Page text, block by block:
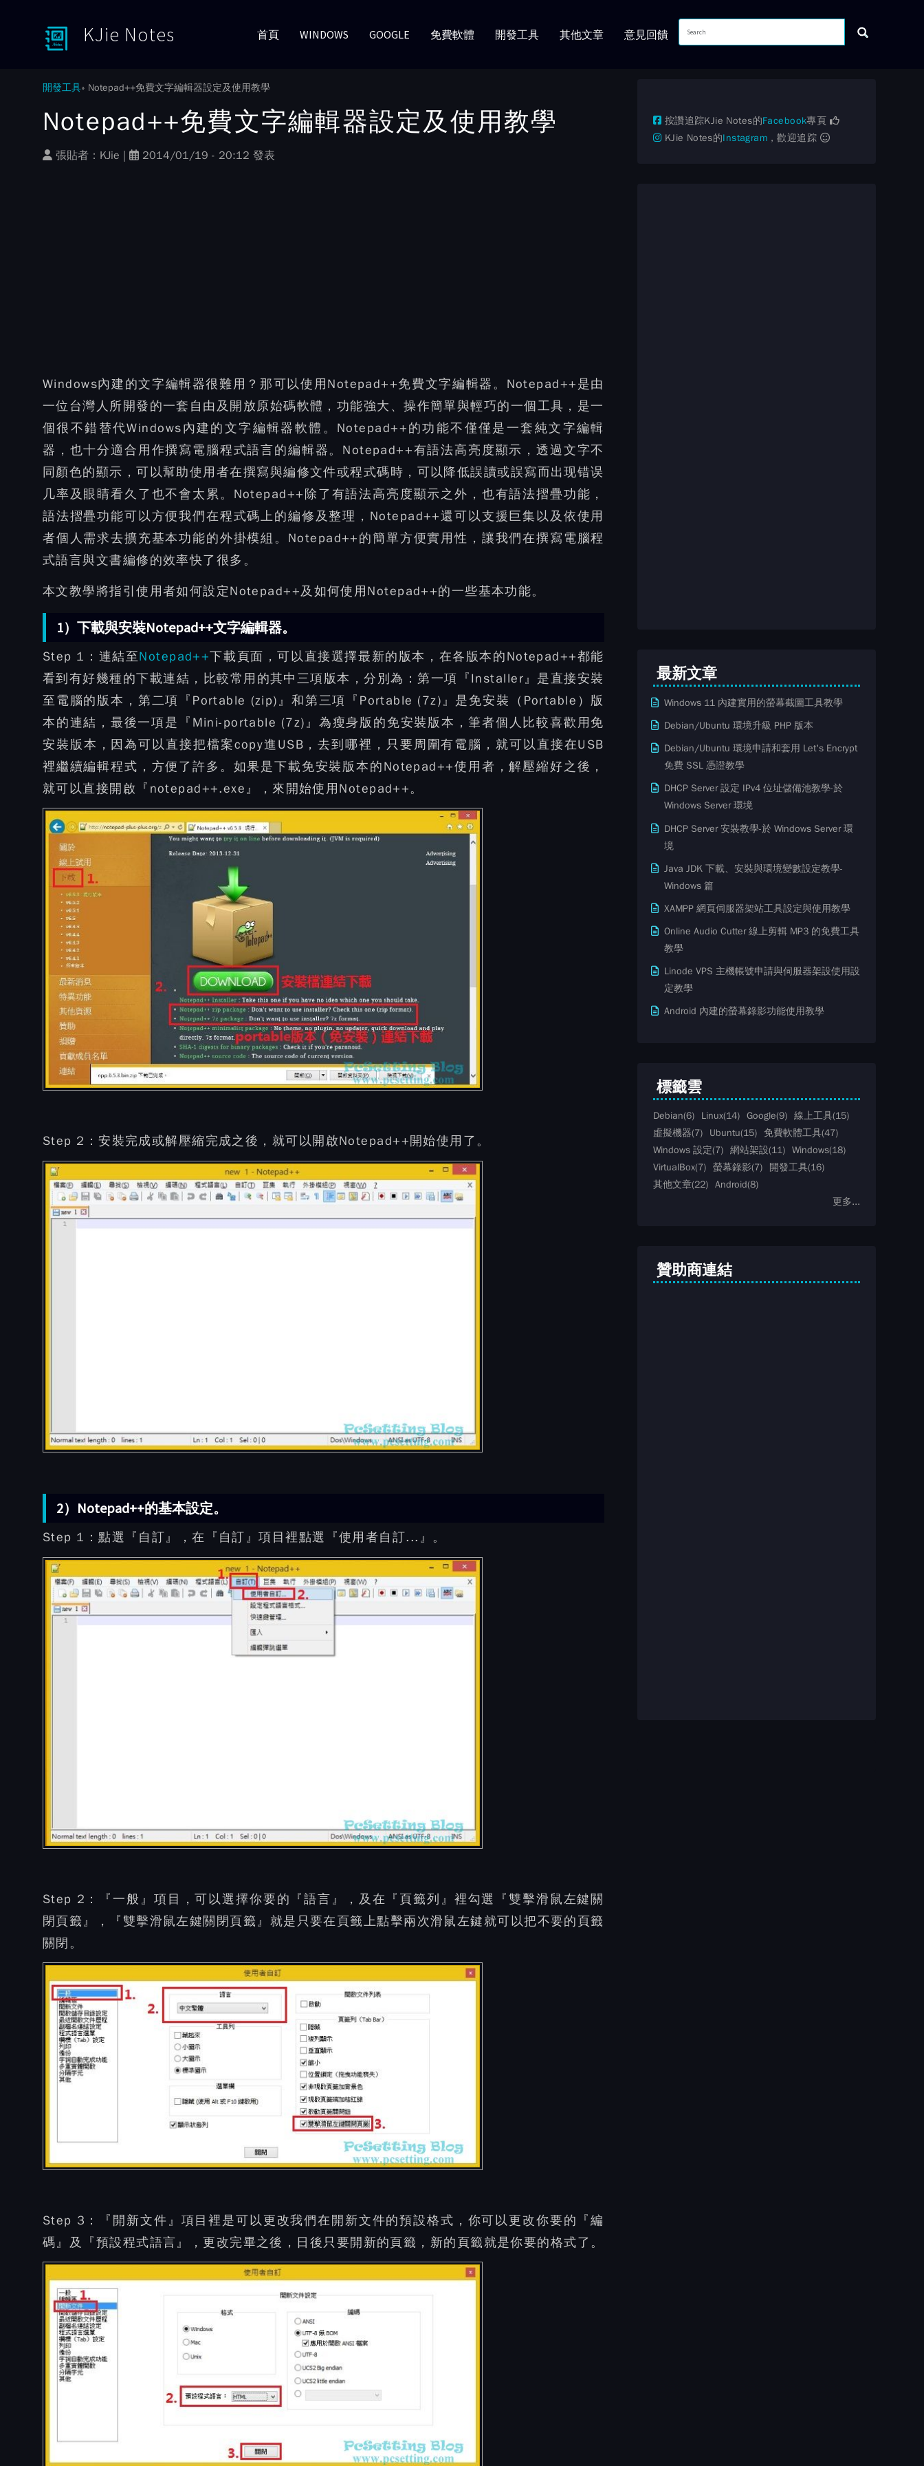
KJie Notes 首頁 WINDOWS GOOGLE 免費軟體 開發工具 其他文章 意見回饋
開發工具 Notepad++免費文字編輯器設定及使用教學
Notepad++免費文字編輯器設定及使用教學
張貼者： KJie 2014/01/19 - 20:12 發表
Windows內建的文字編輯器很難用？那可以使用Notepad++免費文字編輯器。Notepad++是由
一位台灣人所開發的一套自由及開放原始碼軟體，功能強大、操作簡單與輕巧的一個工具，是一
個很不錯替代Windows內建的文字編輯器軟體。Notepad++的功能不僅僅是一套純文字編輯
器，也十分適合用作撰寫電腦程式語言的編輯器。Notepad++有語法高亮度顯示，透過文字不
同顏色的顯示，可以幫助使用者在撰寫與編修文件或程式碼時，可以降低誤讀或誤寫而出现错误
几率及眼睛看久了也不會太累。Notepad++除了有語法高亮度顯示之外，也有語法摺疊功能，
語法摺疊功能可以方便我們在程式碼上的編修及整理，Notepad++還可以支援巨集以及依使用
者個人需求去擴充基本功能的外掛模組。Notepad++的簡單方便實用性，讓我們在撰寫電腦程
式語言與文書編修的效率快了很多。
本文教學將指引使用者如何設定Notepad++及如何使用Notepad++的一些基本功能。
1）下載與安裝Notepad++文字編輯器。
Step 1： 連結至Notepad++下載頁面，可以直接選擇最新的版本，在各版本的Notepad++都能
看到有好幾種的下載連結，比較常用的其中三項版本，分別為：第一項『Installer』是直接安裝
至電腦的版本，第二項『Portable (zip)』和第三項『Portable (7z)』是免安裝（Portable）版
本的連結，最後一項是『Mini-portable (7z)』為瘦身版的免安裝版本，筆者個人比較喜歡用免
安裝版本，因為可以直接把檔案copy進USB，去到哪裡，只要周圍有電腦，就可以直接在USB
裡繼續編輯程式，方便了許多。如果是下載免安裝版本的Notepad++使用者，解壓縮好之後，
就可以直接開啟『notepad++.exe』，來開始使用Notepad++。
Step 2：安裝完成或解壓縮完成之後，就可以開啟Notepad++開始使用了。
2）Notepad++的基本設定。
Step 1：點選『自訂』，在『自訂』項目裡點選『使用者自訂...』。
Step 2：
『一般』項目，可以選擇你要的『語言』，及在『頁籤列』裡勾選『雙擊滑鼠左鍵關
閉頁籤』，『雙擊滑鼠左鍵關閉頁籤』就是只要在頁籤上點擊兩次滑鼠左鍵就可以把不要的頁籤
關閉。
Step 3：
『開新文件』項目裡是可以更改我們在開新文件的預設格式，你可以更改你要的『編
碼』及『預設程式語言』，更改完畢之後，日後只要開新的頁籤，新的頁籤就是你要的格式了。
按讚追踪KJie Notes的Facebook專頁
KJie Notes的Instagram ，歡迎追踪
最新文章
Windows 11 內建實用的螢幕截圖工具教學
Debian/Ubuntu 環境升級 PHP 版本
Debian/Ubuntu 環境申請和套用 Let's Encrypt
免費​ SSL ​​憑證教學
DHCP Server 設定 IPv4 位址儲備池教學-於
Windows Server 環境
DHCP Server 安裝教學-於 Windows Server 環
境
Java JDK 下載、安裝與環境變數設定教學-
Windows 篇
XAMPP 網頁伺服器架站工具設定與使用教學
Online Audio Cutter 線上剪輯 MP3 的免費工具
教學
Linode VPS 主機帳號申請與伺服器架設使用設
定教學
Android 內建的螢幕錄影功能使用教學
標籤雲
Debian(6) Linux(14) Google(9) 線上工具(15)
虛擬機器(7) Ubuntu(15) 免費軟體工具(47)
Windows 設定(7) 網站架設(11) Windows(18)
VirtualBox(7) 螢幕錄影(7) 開發工具(16)
其他文章(22) Android(8)
更多...
贊助商連結